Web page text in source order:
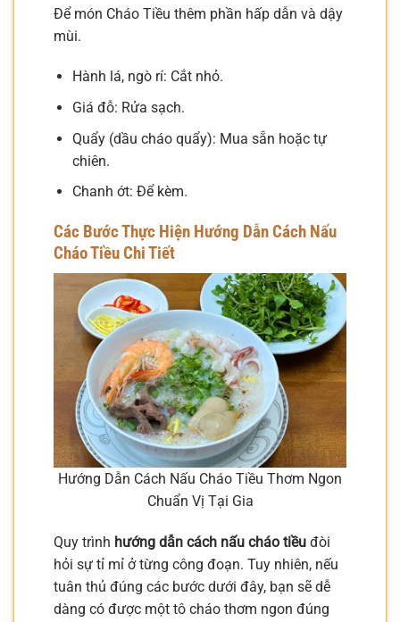
Để món Cháo Tiều thêm phần hấp dẫn và dậy
mùi.
Hành lá, ngò rí: Cắt nhỏ.
Giá đỗ: Rửa sạch.
Quẩy (dầu cháo quẩy): Mua sẵn hoặc tự
chiên.
Chanh ớt: Để kèm.
Các Bước Thực Hiện Hướng Dẫn Cách Nấu
Cháo Tiều Chi Tiết
Hướng Dẫn Cách Nấu Cháo Tiều Thơm Ngon
Chuẩn Vị Tại Gia
Quy trình hướng dẫn cách nấu cháo tiều đòi
hỏi sự tỉ mỉ ở từng công đoạn. Tuy nhiên, nếu
tuân thủ đúng các bước dưới đây, bạn sẽ dễ
dàng có được một tô cháo thơm ngon đúng